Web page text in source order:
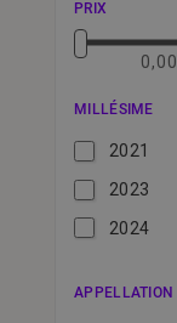
PRIX
MILLÉSIME
2021
2023
2024
APPELLATION